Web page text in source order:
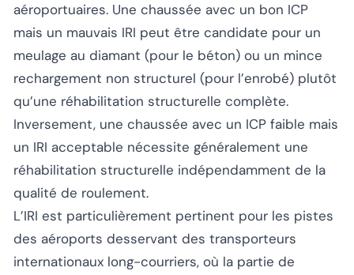
aéroportuaires. Une chaussée avec un bon ICP
mais un mauvais IRI peut être candidate pour un
meulage au diamant (pour le béton) ou un mince
rechargement non structurel (pour l’enrobé) plutôt
qu’une réhabilitation structurelle complète.
Inversement, une chaussée avec un ICP faible mais
un IRI acceptable nécessite généralement une
réhabilitation structurelle indépendamment de la
qualité de roulement.
L’IRI est particulièrement pertinent pour les pistes
des aéroports desservant des transporteurs
internationaux long-courriers, où la partie de